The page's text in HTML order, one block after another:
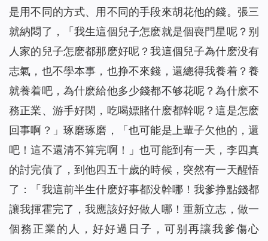
是用不同的方式、用不同的手段來胡花他的錢。張三
就納悶了，「我生這個兒子怎麽就是個喪門星呢？别
人家的兒子怎麽都那麽好呢？我這個兒子為什麽没有
志氣，也不學本事，也挣不來錢，還總得我養着？養
就養着吧，為什麽給他多少錢都不够花呢？為什麽不
務正業、游手好閑，吃喝嫖賭什麽都幹呢？這是怎麽
回事啊？」琢磨琢磨，「也可能是上輩子欠他的，還
吧！這不還清不算完啊！」也可能到有一天，李四真
的討完債了，到他四五十歲的時候，突然有一天醒悟
了：「我這前半生什麽好事都没幹哪！我爹挣點錢都
讓我揮霍完了，我應該好好做人哪！重新立志，做一
個務正業的人，好好過日子，可别再讓我爹傷心